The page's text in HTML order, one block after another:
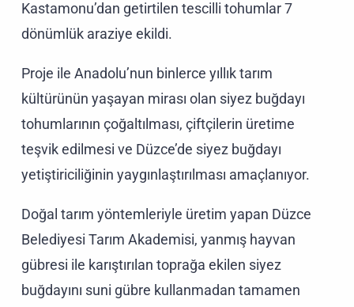
Kastamonu’dan getirtilen tescilli tohumlar 7
dönümlük araziye ekildi.
Proje ile Anadolu’nun binlerce yıllık tarım
kültürünün yaşayan mirası olan siyez buğdayı
tohumlarının çoğaltılması, çiftçilerin üretime
teşvik edilmesi ve Düzce’de siyez buğdayı
yetiştiriciliğinin yaygınlaştırılması amaçlanıyor.
Doğal tarım yöntemleriyle üretim yapan Düzce
Belediyesi Tarım Akademisi, yanmış hayvan
gübresi ile karıştırılan toprağa ekilen siyez
buğdayını suni gübre kullanmadan tamamen